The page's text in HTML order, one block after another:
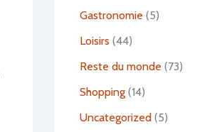
Gastronomie (5)
Loisirs (44)
Reste du monde (73)
Shopping (14)
Uncategorized (5)